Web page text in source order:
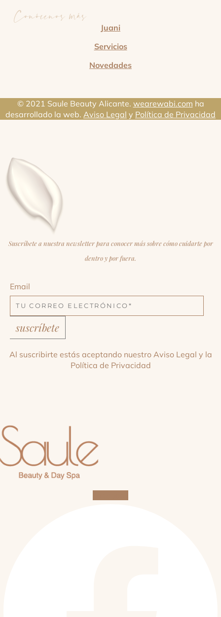
Conócenos más
Juani
Servicios
Novedades
© 2021 Saule Beauty Alicante. wearewabi.com ha
desarrollado la web. Aviso Legal y Política de Privacidad
Suscríbete a nuestra newsletter para conocer más sobre cómo cuidarte por
dentro y por fuera.
Email
suscríbete
Al suscribirte estás aceptando nuestro Aviso Legal y la
Política de Privacidad